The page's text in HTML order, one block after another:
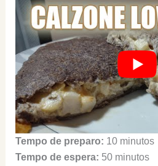
Tempo de preparo: 10 minutos
Tempo de espera: 50 minutos